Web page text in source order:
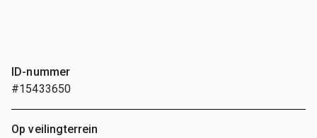
ID-nummer
#15433650
Op veilingterrein